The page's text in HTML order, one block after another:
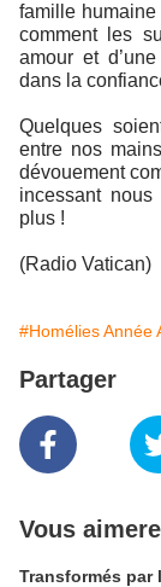
famille
comment les
amour et
dans la
Quelques
entre nos
dévouement
incessant
plus !
(Radio Vatican)
#Homélies Année
Partager
Vous
Transformés par